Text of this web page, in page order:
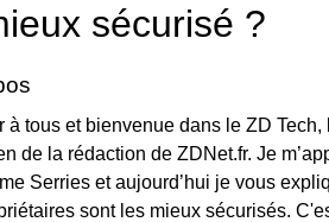
sécurisé ?
à tous et bienvenue dans le ZD Tech,
de la rédaction de ZDNet.fr. Je
Serries et aujourd’hui je vous
sont les mieux sécurisés.